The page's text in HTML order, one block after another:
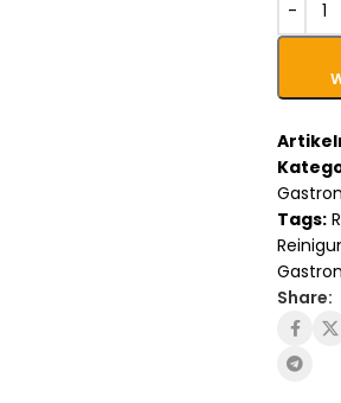
Tags:
Share: